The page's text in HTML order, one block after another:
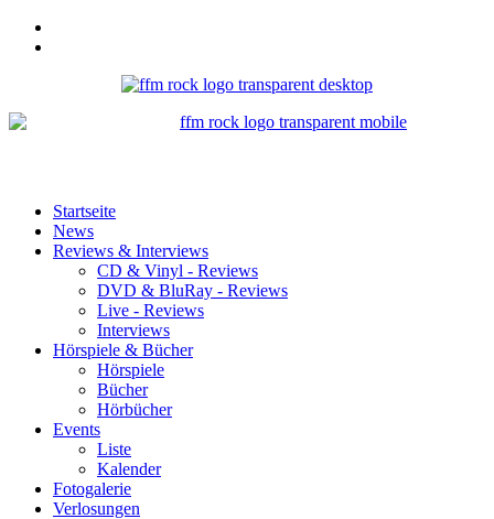
Startseite
News
Reviews & Interviews
CD & Vinyl - Reviews
DVD & BluRay - Reviews
Live - Reviews
Interviews
Hörspiele & Bücher
Hörspiele
Bücher
Hörbücher
Events
Liste
Kalender
Fotogalerie
Verlosungen